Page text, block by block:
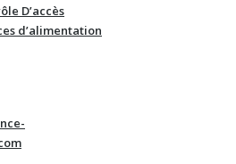
D’accès
d’alimentation